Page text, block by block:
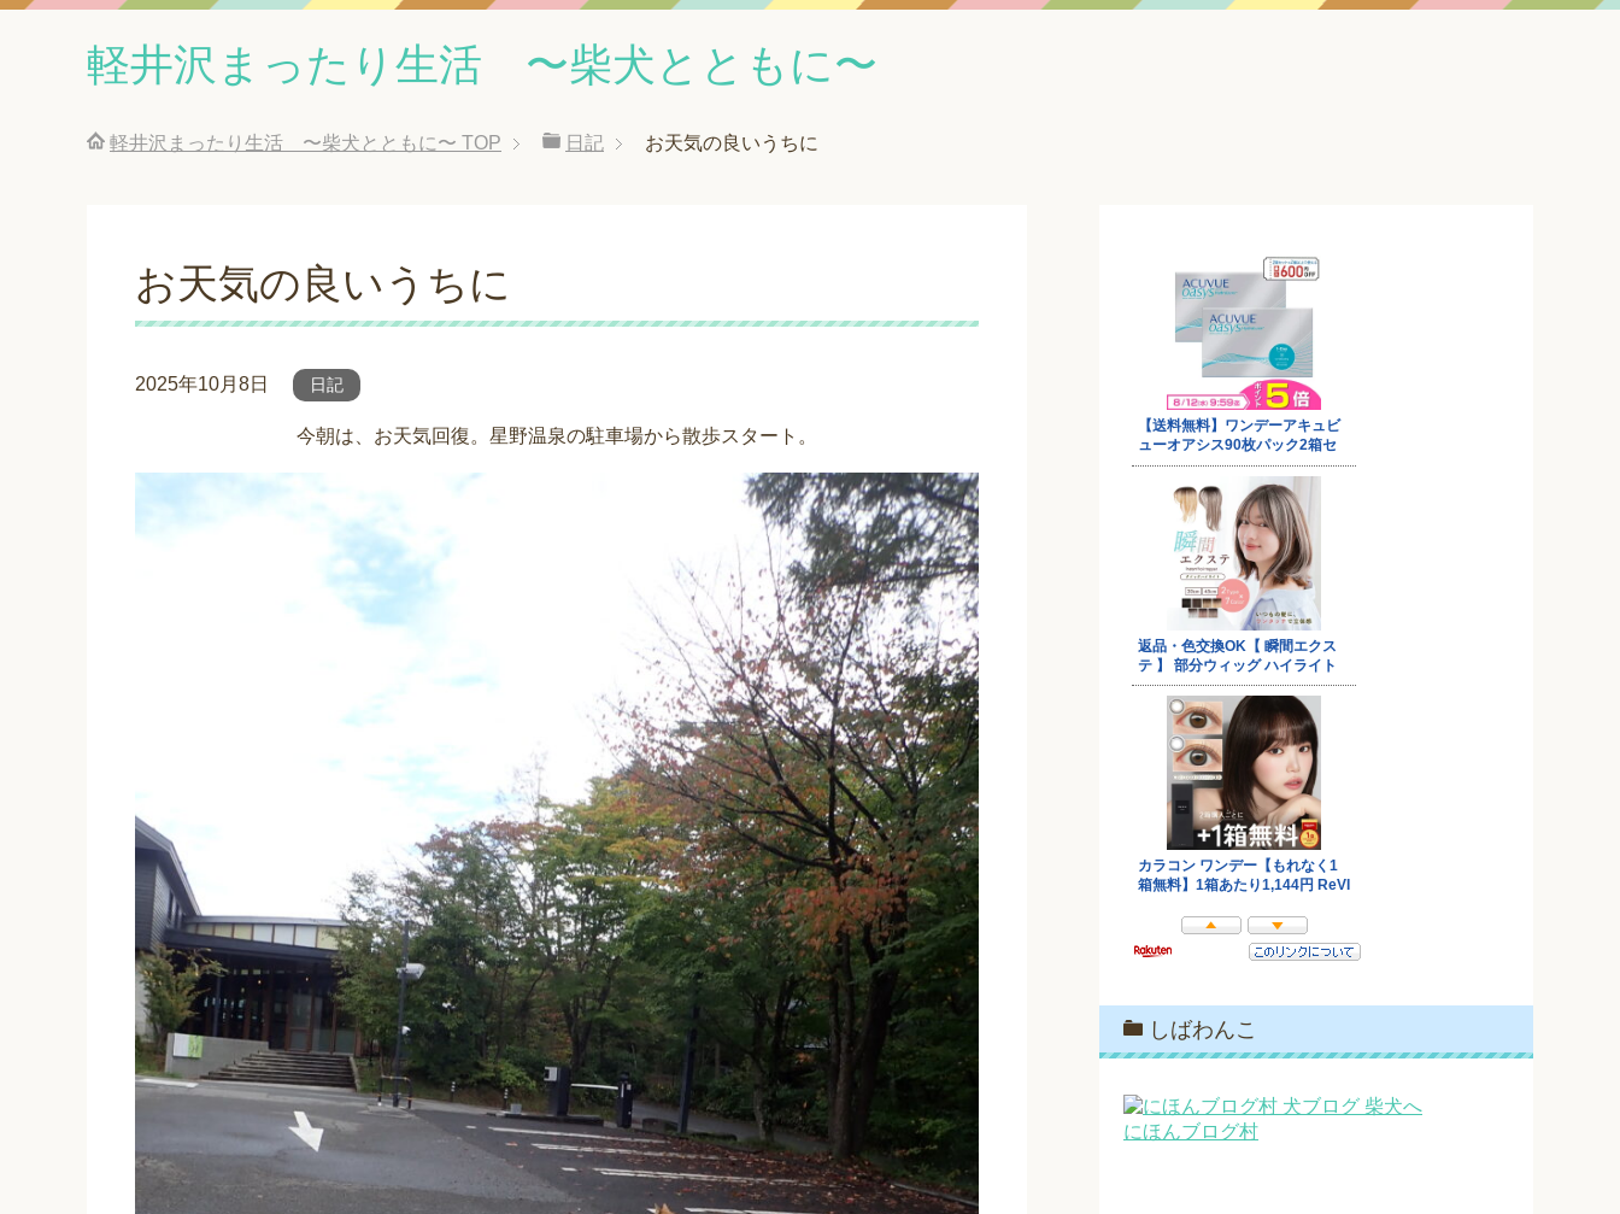
軽井沢まったり生活 〜柴犬とともに〜
軽井沢まったり生活 〜柴犬とともに〜 TOP 日記 お天気の良いうちに
お天気の良いうちに
2025年10月8日 日記
今朝は、お天気回復。星野温泉の駐車場から散歩スタート。
しばわんこ
にほんブログ村